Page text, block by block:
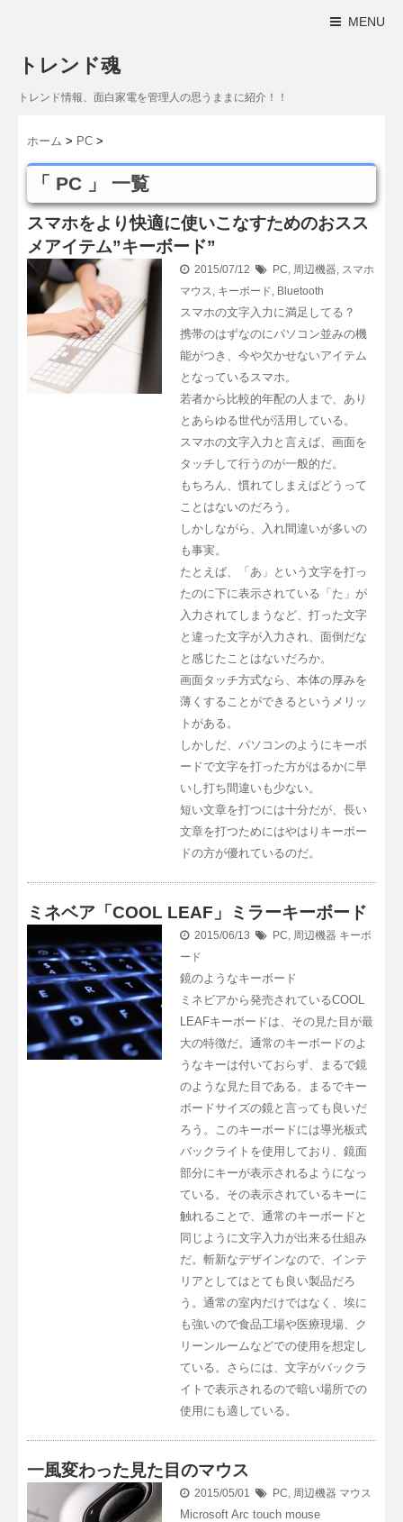
MENU
トレンド魂
トレンド情報、面白家電を管理人の思うままに紹介！！
ホーム > PC >
「 PC 」 一覧
スマホをより快適に使いこなすためのおスス
メアイテム”キーボード”
2015/07/12 PC, 周辺機器, スマホ
マウス, キーボード, Bluetooth
スマホの文字入力に満足してる？
携帯のはずなのにパソコン並みの機
能がつき、今や欠かせないアイテム
となっているスマホ。
若者から比較的年配の人まで、あり
とあらゆる世代が活用している。
スマホの文字入力と言えば、画面を
タッチして行うのが一般的だ。
もちろん、慣れてしまえばどうって
ことはないのだろう。
しかしながら、入れ間違いが多いの
も事実。
たとえば、「あ」という文字を打っ
たのに下に表示されている「た」が
入力されてしまうなど、打った文字
と違った文字が入力され、面倒だな
と感じたことはないだろか。
画面タッチ方式なら、本体の厚みを
薄くすることができるというメリッ
トがある。
しかしだ、パソコンのようにキーボ
ードで文字を打った方がはるかに早
いし打ち間違いも少ない。
短い文章を打つには十分だが、長い
文章を打つためにはやはりキーボー
ドの方が優れているのだ。
ミネベア「COOL LEAF」ミラーキーボード
2015/06/13 PC, 周辺機器 キーボ
ード
鏡のようなキーボード
ミネビアから発売されているCOOL
LEAFキーボードは、その見た目が最
大の特徴だ。通常のキーボードのよ
うなキーは付いておらず、まるで鏡
のような見た目である。まるでキー
ボードサイズの鏡と言っても良いだ
ろう。このキーボードには導光板式
バックライトを使用しており、鏡面
部分にキーが表示されるようになっ
ている。その表示されているキーに
触れることで、通常のキーボードと
同じように文字入力が出来る仕組み
だ。斬新なデザインなので、インテ
リアとしてはとても良い製品だろ
う。通常の室内だけではなく、埃に
も強いので食品工場や医療現場、ク
リーンルームなどでの使用を想定し
ている。さらには、文字がバックラ
イトで表示されるので暗い場所での
使用にも適している。
一風変わった見た目のマウス
2015/05/01 PC, 周辺機器 マウス
Microsoft Arc touch mouse